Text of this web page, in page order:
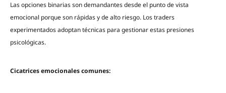
Las opciones binarias son demandantes desde el punto de vista
emocional porque son rápidas y de alto riesgo. Los traders
experimentados adoptan técnicas para gestionar estas presiones
psicológicas.
Cicatrices emocionales comunes: